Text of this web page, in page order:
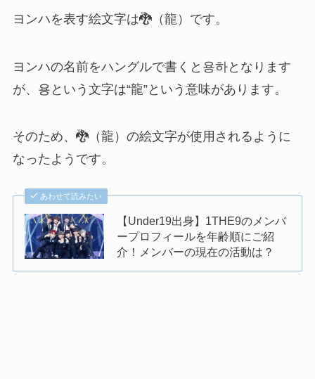
ヨンハを表す絵文字は🐉（龍）です。
ヨンハの名前をハングルで書くと용하となります
が、용という文字は“龍”という意味があります。
そのため、 🐉（龍）の絵文字が使用されるように
なったようです。
あわせて読みたい
【Under19出身】1THE9のメンバ
ープロフィールを年齢順にご紹
介！メンバーの現在の活動は？